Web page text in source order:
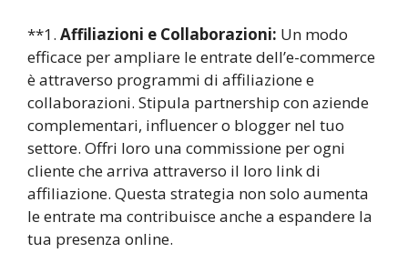
**1. Affiliazioni e Collaborazioni: Un modo
efficace per ampliare le entrate dell’e-commerce
è attraverso programmi di affiliazione e
collaborazioni. Stipula partnership con aziende
complementari, influencer o blogger nel tuo
settore. Offri loro una commissione per ogni
cliente che arriva attraverso il loro link di
affiliazione. Questa strategia non solo aumenta
le entrate ma contribuisce anche a espandere la
tua presenza online.